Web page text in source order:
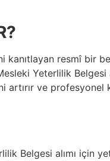
resmî bir
Yeterlilik
artırır ve
Belgesi alımı için